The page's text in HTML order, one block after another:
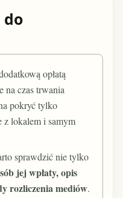
do
opłatą
na czas trwania
pokryć tylko
z lokalem i samym
sprawdzić nie tylko
jej wpłaty, opis
rozliczenia mediów.